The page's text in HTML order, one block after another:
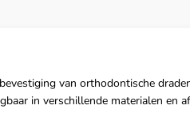
van orthodontische
in verschillende materialen en